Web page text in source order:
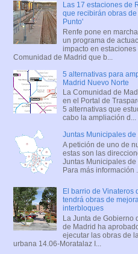
Las 17 estaciones de
que recibirán obras
Punto'
Renfe pone en marcha
un programa de
impacto en
Comunidad de Madrid que b...
5 alternativas para
Madrid Nuevo Norte
La Comunidad de
en el Portal de
5 alternativas que
cabo la ampliación d...
Juntas Municipales de
A petición de uno de
estas son las
Juntas Municipales de
Para más información ...
El barrio de Vinateros
tendrá obras de
interbloques
La Junta de Gobierno
de Madrid ha
ejecutar las obras de
urbana 14.06-Moratalaz I...